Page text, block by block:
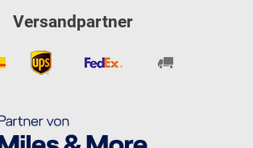
Versandpartner